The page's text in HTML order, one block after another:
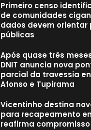
Primeiro censo
de comunidades
dados devem orientar
públicas
Após quase três
DNIT anuncia nova
parcial da travessia
Afonso e Tupirama
Vicentinho destina
para recapeamento
reafirma